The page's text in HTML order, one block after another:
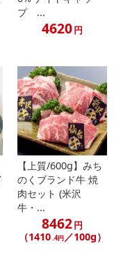
の経過措置期間の終
の表記が旧表記の場
応いたしかねます。
ットカード払い、dポ
時指定はいたしかね
、商品の再発送や返
せん。宅配業者からの
プ ...
4620円
【上質/600g】みち
のくブランド牛 焼
肉セット (米沢
牛・...
8462円
（1410.4円／100g）